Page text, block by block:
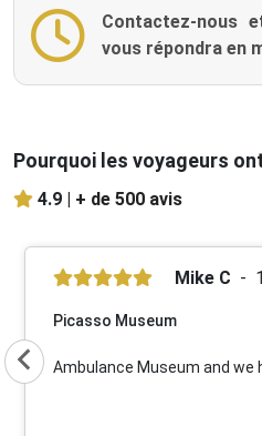
Contactez-nous
vous répondra en
Pourquoi les voyageurs
4.9 | + de 500 avis
Mike C
Picasso Museum
Ambulance Museum and we